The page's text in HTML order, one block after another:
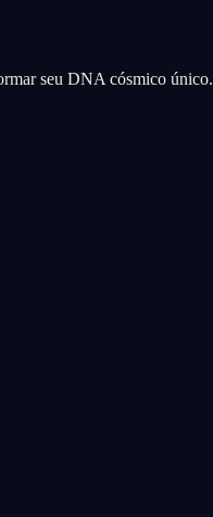
seu DNA cósmico único.